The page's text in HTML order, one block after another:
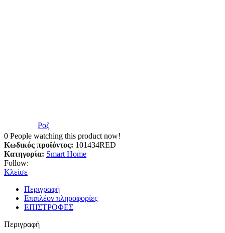
Ροζ
0 People watching this product now!
Κωδικός προϊόντος: 101434RED
Κατηγορία: Smart Home
Follow:
Κλείσε
Περιγραφή
Επιπλέον πληροφορίες
ΕΠΙΣΤΡΟΦΕΣ
Περιγραφή